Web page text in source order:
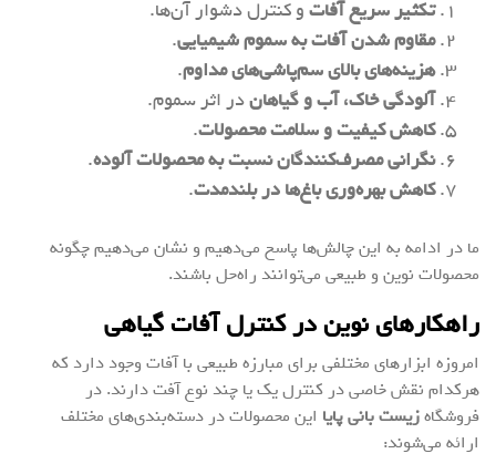
تکثیر سریع آفاتو کنترل دشوار آن‌ها.
مقاوم شدن آفات به سموم شیمیایی.
هزینه‌های بالای سم‌پاشی‌های مداوم.
آلودگی خاک، آب و گیاهاندر اثر سموم.
کاهش کیفیت و سلامت محصولات.
نگرانی مصرف‌کنندگان نسبت به محصولات آلوده.
کاهش بهره‌وری باغ‌ها در بلندمدت.
ما در ادامه به این چالش‌ها پاسخ می‌دهیم و نشان می‌دهیم چگونه
محصولات نوین و طبیعی می‌توانند راه‌حل باشند.
راهکارهای نوین در کنترل آفات گیاهی
امروزه ابزارهای مختلفی برای مبارزه طبیعی با آفات وجود دارد که
هرکدام نقش خاصی در کنترل یک یا چند نوع آفت دارند. در
فروشگاهزیست بانی پایا این محصولات در دسته‌بندی‌های مختلف
ارائه می‌شوند: